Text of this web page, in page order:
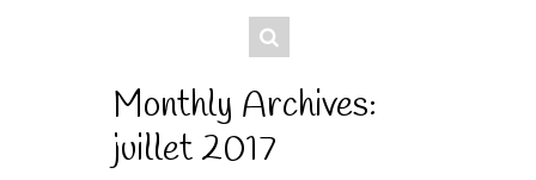
Monthly Archives:
juillet 2017